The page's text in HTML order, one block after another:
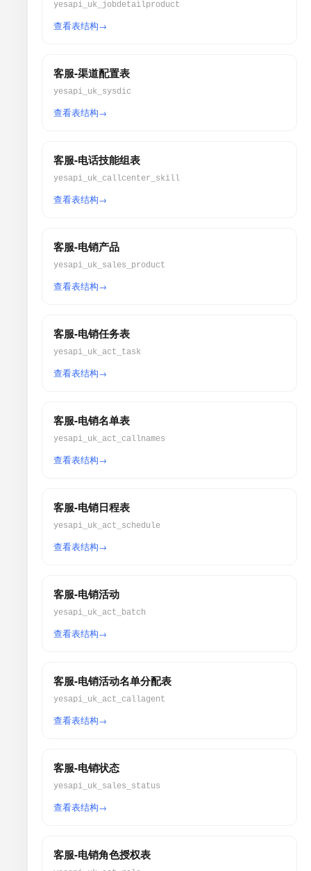
yesapi_uk_jobdetailproduct
查看表结构
客服-渠道配置表
yesapi_uk_sysdic
查看表结构
客服-电话技能组表
yesapi_uk_callcenter_skill
查看表结构
客服-电销产品
yesapi_uk_sales_product
查看表结构
客服-电销任务表
yesapi_uk_act_task
查看表结构
客服-电销名单表
yesapi_uk_act_callnames
查看表结构
客服-电销日程表
yesapi_uk_act_schedule
查看表结构
客服-电销活动
yesapi_uk_act_batch
查看表结构
客服-电销活动名单分配表
yesapi_uk_act_callagent
查看表结构
客服-电销状态
yesapi_uk_sales_status
查看表结构
客服-电销角色授权表